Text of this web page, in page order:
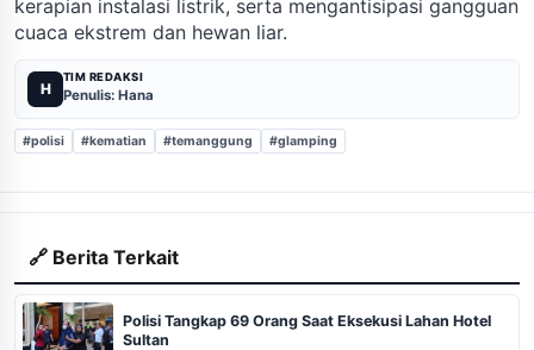
kerapian instalasi listrik, serta mengantisipasi gangguan
cuaca ekstrem dan hewan liar.
H
TIM REDAKSI
Penulis: Hana
#polisi #kematian #temanggung #glamping
🔗 Berita Terkait
Polisi Tangkap 69 Orang Saat Eksekusi Lahan Hotel
Sultan